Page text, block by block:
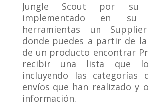
Jungle Scout por su
implementado en
herramientas un
donde puedes a partir de
de un producto encontrar
recibir una lista que
incluyendo las categorías
envíos que han realizado y
información.